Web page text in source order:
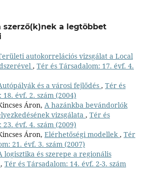
szerző(k)nek a legtöbbet
autokorrelációs vizsgálat a Local
, Tér és Társadalom: 17. évf. 4.
és a városi fejlődés , Tér és
évf. 2. szám (2004)
Áron, A hazánkba bevándorlók
vizsgálata , Tér és
évf. 4. szám (2009)
Áron, Elérhetőségi modellek , Tér
21. évf. 3. szám (2007)
logisztika és szerepe a regionális
, Tér és Társadalom: 14. évf. 2-3. szám